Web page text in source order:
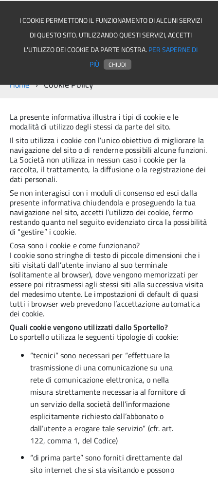
Comune di Quindici
Home Cookie Policy
La presente informativa illustra i tipi di cookie e le
modalità di utilizzo degli stessi da parte del sito.
Il sito utilizza i cookie con l’unico obiettivo di migliorare la
navigazione del sito o di renderne possibili alcune funzioni.
La Società non utilizza in nessun caso i cookie per la
raccolta, il trattamento, la diffusione o la registrazione dei
dati personali.
Se non interagisci con i moduli di consenso ed esci dalla
presente informativa chiudendola e proseguendo la tua
navigazione nel sito, accetti l’utilizzo dei cookie, fermo
restando quanto nel seguito evidenziato circa la possibilità
di “gestire” i cookie.
Cosa sono i cookie e come funzionano?
I cookie sono stringhe di testo di piccole dimensioni che i
siti visitati dall’utente inviano al suo terminale
(solitamente al browser), dove vengono memorizzati per
essere poi ritrasmessi agli stessi siti alla successiva visita
del medesimo utente. Le impostazioni di default di quasi
tutti i browser web prevedono l’accettazione automatica
dei cookie.
Quali cookie vengono utilizzati dallo Sportello?
Lo sportello utilizza le seguenti tipologie di cookie:
“tecnici” sono necessari per “effettuare la
trasmissione di una comunicazione su una
rete di comunicazione elettronica, o nella
misura strettamente necessaria al fornitore di
un servizio della società dell’informazione
esplicitamente richiesto dall’abbonato o
dall’utente a erogare tale servizio” (cfr. art.
122, comma 1, del Codice)
“di prima parte” sono forniti direttamente dal
sito internet che si sta visitando e possono
I COOKIE PERMETTONO IL FUNZIONAMENTO DI ALCUNI SERVIZI
DI QUESTO SITO. UTILIZZANDO QUESTI SERVIZI, ACCETTI
L'UTILIZZO DEI COOKIE DA PARTE NOSTRA. PER SAPERNE DI
PIÙ
CHIUDI